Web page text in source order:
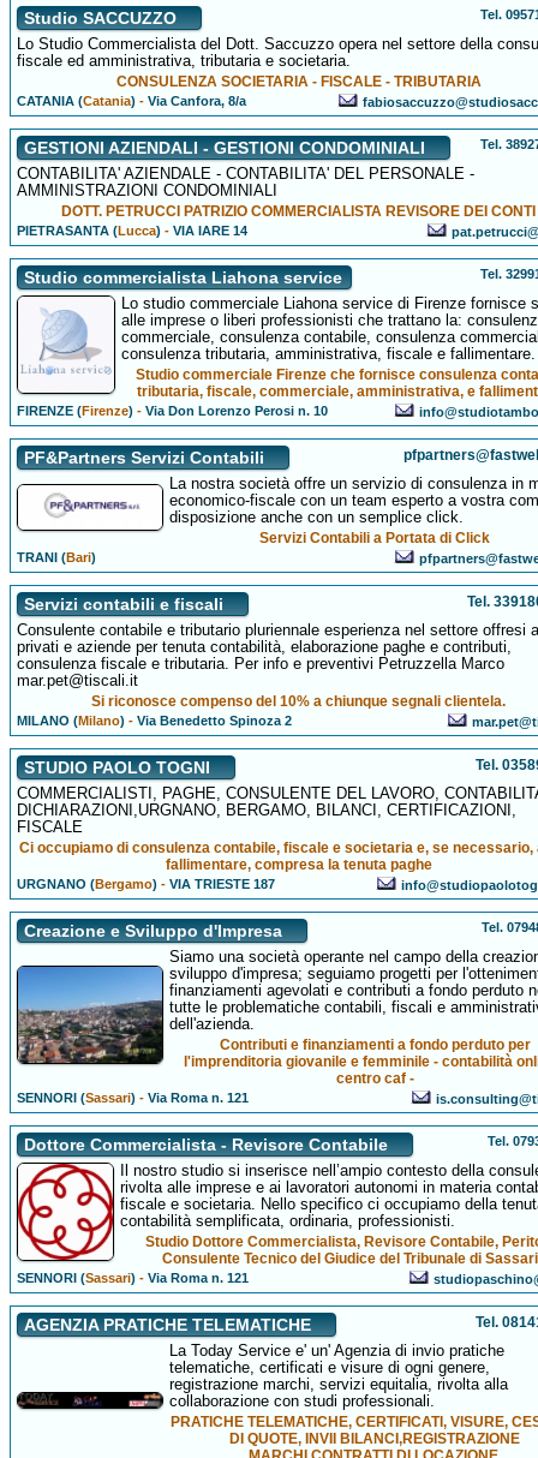
Studio SACCUZZO Tel.
Lo Studio Commercialista del Dott. Saccuzzo opera nel settore della
fiscale ed amministrativa, tributaria e societaria.
CONSULENZA SOCIETARIA - FISCALE - TRIBUTARIA
CATANIA (Catania) -Via Canfora, 8/a
GESTIONI AZIENDALI - GESTIONI CONDOMINIALI Tel.
CONTABILITA' AZIENDALE - CONTABILITA' DEL PERSONALE -
AMMINISTRAZIONI CONDOMINIALI
DOTT. PETRUCCI PATRIZIO COMMERCIALISTA REVISORE DEI CONTI
PIETRASANTA (Lucca) -VIA IARE 14
Studio commercialista Liahona service Tel.
Lo studio commerciale Liahona service di Firenze fornisce
alle imprese o liberi professionisti che trattano la:
commerciale, consulenza contabile, consulenza
consulenza tributaria, amministrativa, fiscale e fallimentare.
Studio commerciale Firenze che fornisce consulenza
tributaria, fiscale, commerciale, amministrativa, e
FIRENZE (Firenze) -Via Don Lorenzo Perosi n. 10
PF&Partners Servizi Contabili
La nostra società offre un servizio di consulenza in
economico-fiscale con un team esperto a vostra
disposizione anche con un semplice click.
Servizi Contabili a Portata di Click
TRANI (Bari)
Servizi contabili e fiscali Tel.
Consulente contabile e tributario pluriennale esperienza nel settore offresi a
privati e aziende per tenuta contabilità, elaborazione paghe e contributi,
consulenza fiscale e tributaria. Per info e preventivi Petruzzella Marco
mar.pet@tiscali.it
Si riconosce compenso del 10% a chiunque segnali clientela.
MILANO (Milano) -Via Benedetto Spinoza 2
STUDIO PAOLO TOGNI Tel.
COMMERCIALISTI, PAGHE, CONSULENTE DEL LAVORO,
DICHIARAZIONI,URGNANO, BERGAMO, BILANCI, CERTIFICAZIONI,
FISCALE
Ci occupiamo di consulenza contabile, fiscale e societaria e, se necessario,
fallimentare, compresa la tenuta paghe
URGNANO (Bergamo) -VIA TRIESTE 187
Creazione e Sviluppo d'Impresa Tel.
Siamo una società operante nel campo della
sviluppo d'impresa; seguiamo progetti per
finanziamenti agevolati e contributi a fondo perduto
tutte le problematiche contabili, fiscali e
dell'azienda.
Contributi e finanziamenti a fondo perduto per
l'imprenditoria giovanile e femminile - contabilità
centro caf -
SENNORI (Sassari) -Via Roma n. 121
Dottore Commercialista - Revisore Contabile Tel.
Il nostro studio si inserisce nell’ampio contesto della
rivolta alle imprese e ai lavoratori autonomi in materia
fiscale e societaria. Nello specifico ci occupiamo della
contabilità semplificata, ordinaria, professionisti.
Studio Dottore Commercialista, Revisore Contabile,
Consulente Tecnico del Giudice del Tribunale di Sassari
SENNORI (Sassari) -Via Roma n. 121
AGENZIA PRATICHE TELEMATICHE Tel.
La Today Service e' un' Agenzia di invio pratiche
telematiche, certificati e visure di ogni genere,
registrazione marchi, servizi equitalia, rivolta alla
collaborazione con studi professionali.
PRATICHE TELEMATICHE, CERTIFICATI, VISURE,
DI QUOTE, INVII BILANCI,REGISTRAZIONE